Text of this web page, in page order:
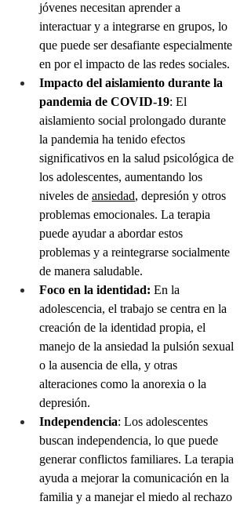
jóvenes necesitan aprender a
interactuar y a integrarse en grupos, lo
que puede ser desafiante especialmente
en por el impacto de las redes sociales.
Impacto del aislamiento durante la
pandemia de COVID-19: El
aislamiento social prolongado durante
la pandemia ha tenido efectos
significativos en la salud psicológica de
los adolescentes, aumentando los
niveles de ansiedad, depresión y otros
problemas emocionales. La terapia
puede ayudar a abordar estos
problemas y a reintegrarse socialmente
de manera saludable.
Foco en la identidad: En la
adolescencia, el trabajo se centra en la
creación de la identidad propia, el
manejo de la ansiedad la pulsión sexual
o la ausencia de ella, y otras
alteraciones como la anorexia o la
depresión.
Independencia: Los adolescentes
buscan independencia, lo que puede
generar conflictos familiares. La terapia
ayuda a mejorar la comunicación en la
familia y a manejar el miedo al rechazo